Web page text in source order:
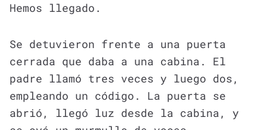
Hemos llegado.
Se detuvieron frente a una puerta
cerrada que daba a una cabina. El
padre llamó tres veces y luego dos,
empleando un código. La puerta se
abrió, llegó luz desde la cabina, y